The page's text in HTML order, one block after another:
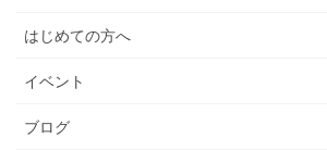
はじめての方へ
イベント
ブログ